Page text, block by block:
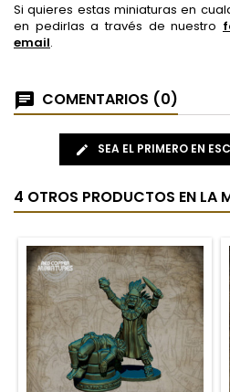
Si quieres estas miniaturas en
en pedirlas a través de nuestro
email.
COMENTARIOS (0)
SEA EL PRIMERO EN
4 OTROS PRODUCTOS EN LA